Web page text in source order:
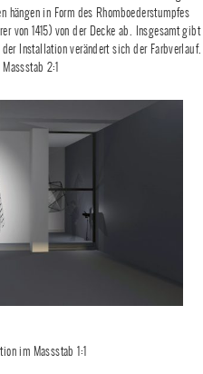
in Form des Rhomboederstumpfes
von 1415) von der Decke ab. Insgesamt gibt
Installation verändert sich der Farbverlauf.
2:1
im Massstab 1:1